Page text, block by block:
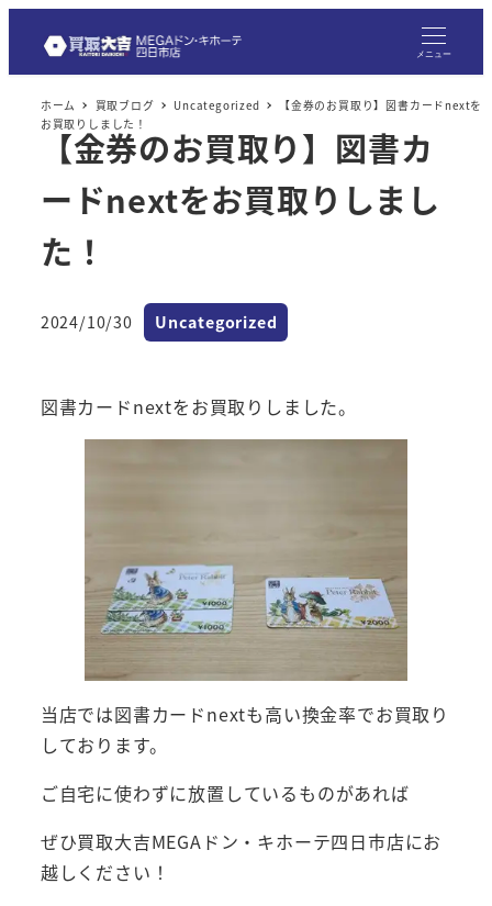
メニュー
ホーム 買取ブログ Uncategorized
【金券のお買取り】図書カードnextを
お買取りしました！
【金券のお買取り】図書カ
ードnextをお買取りしまし
た！
投稿日
2024/10/30 カテゴリー
Uncategorized
図書カードnextをお買取りしました。
当店では図書カードnextも高い換金率でお買取り
しております。
ご自宅に使わずに放置しているものがあれば
ぜひ買取大吉MEGAドン・キホーテ四日市店にお
越しください！